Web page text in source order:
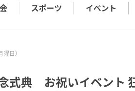
スポーツ イベント
日）
式典 お祝いイベント